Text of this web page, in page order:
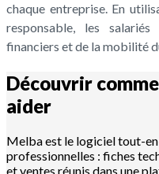
chaque entreprise. En
responsable, les
financiers et de la mobilité
Découvrir
aider
Melba est le logiciel tout-
professionnelles : fiches
et ventes réunis dans une